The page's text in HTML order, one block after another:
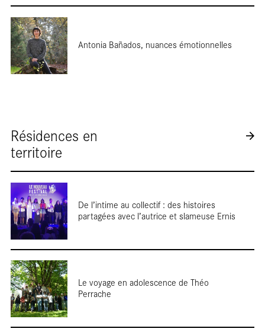
Antonia Bañados, nuances émotionnelles
Résidences en
territoire
De l’intime au collectif : des histoires
partagées avec l’autrice et slameuse Ernis
Le voyage en adolescence de Théo
Perrache
Focus